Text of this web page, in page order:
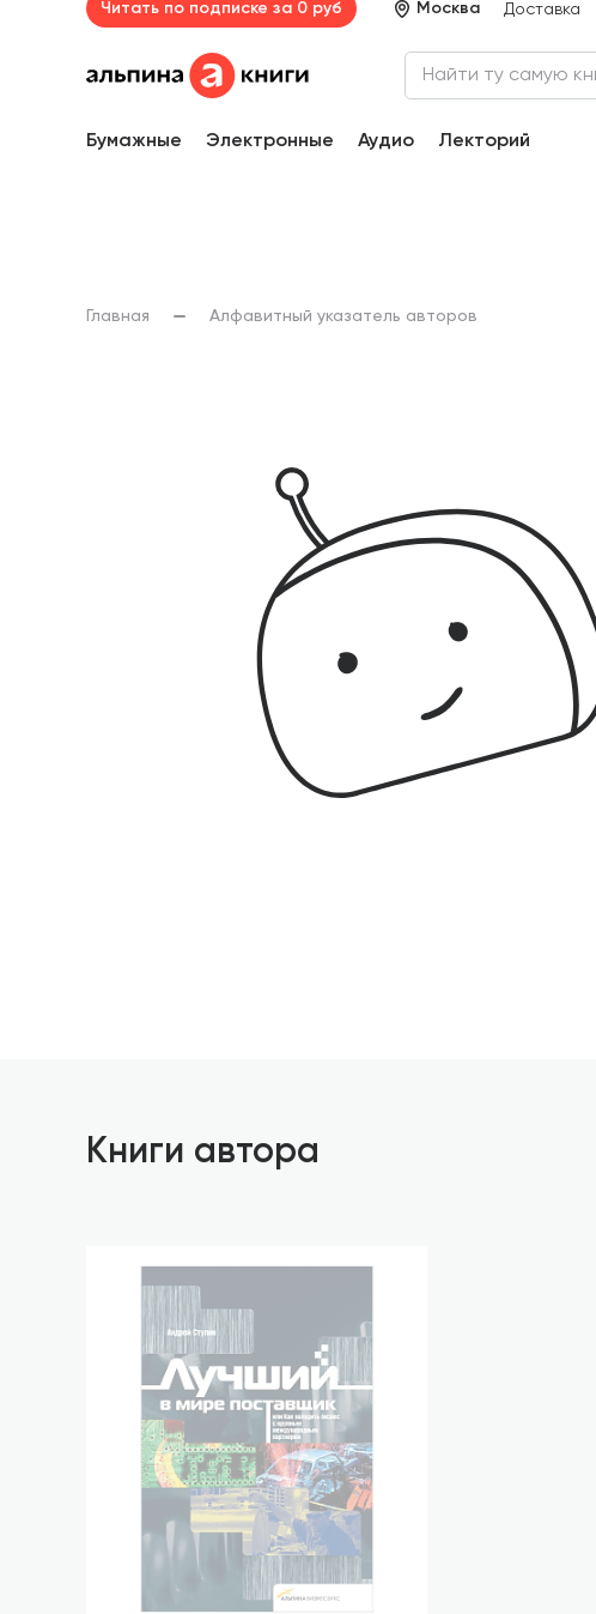
Читать по подписке за 0 руб Москва Доставка
Бумажные Электронные Аудио Лекторий
Главная Алфавитный указатель авторов
Книги автора